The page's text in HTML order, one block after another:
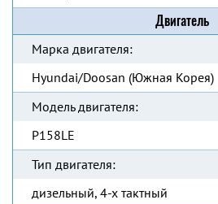
Двигатель
Марка двигателя:
Hyundai/Doosan (Южная Корея)
Модель двигателя:
P158LE
Тип двигателя:
дизельный, 4-х тактный